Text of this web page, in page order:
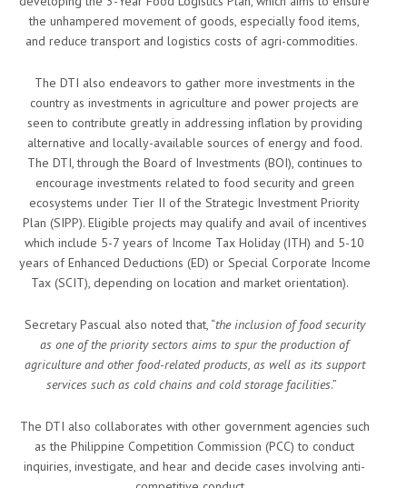
the unhampered movement of goods, especially food items,
and reduce transport and logistics costs of agri-commodities.
The DTI also endeavors to gather more investments in the
country as investments in agriculture and power projects are
seen to contribute greatly in addressing inflation by providing
alternative and locally-available sources of energy and food.
The DTI, through the Board of Investments (BOI), continues to
encourage investments related to food security and green
ecosystems under Tier II of the Strategic Investment Priority
Plan (SIPP). Eligible projects may qualify and avail of incentives
which include 5-7 years of Income Tax Holiday (ITH) and 5-10
years of Enhanced Deductions (ED) or Special Corporate Income
Tax (SCIT), depending on location and market orientation).
Secretary Pascual also noted that, “the inclusion of food security
as one of the priority sectors aims to spur the production of
agriculture and other food-related products, as well as its support
services such as cold chains and cold storage facilities.”
The DTI also collaborates with other government agencies such
as the Philippine Competition Commission (PCC) to conduct
inquiries, investigate, and hear and decide cases involving anti-